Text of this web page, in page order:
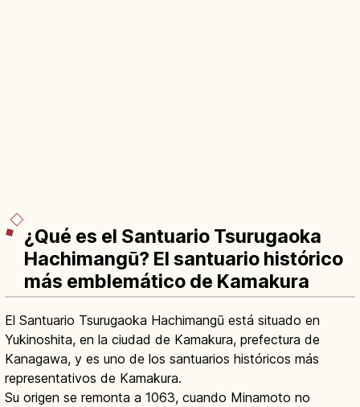
¿Qué es el Santuario Tsurugaoka
Hachimangū? El santuario histórico
más emblemático de Kamakura
El Santuario Tsurugaoka Hachimangū está situado en
Yukinoshita, en la ciudad de Kamakura, prefectura de
Kanagawa, y es uno de los santuarios históricos más
representativos de Kamakura.
Su origen se remonta a 1063, cuando Minamoto no